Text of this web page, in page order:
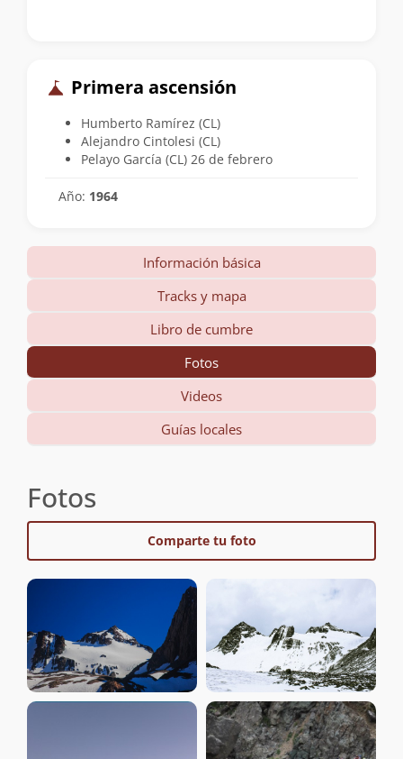
Primera ascensión
Humberto Ramírez (CL)
Alejandro Cintolesi (CL)
Pelayo García (CL) 26 de febrero
Año: 1964
Información básica
Tracks y mapa
Libro de cumbre
Fotos
Videos
Guías locales
Fotos
Comparte tu foto